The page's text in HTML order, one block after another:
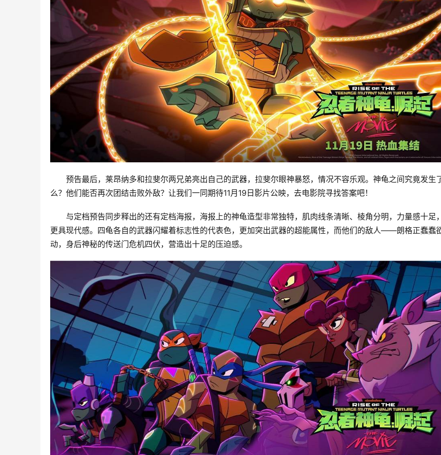
预告最后，莱昂纳多和拉斐尔两兄弟亮出自己的武器，拉斐尔眼神暴怒，情况不容乐观。神龟之间究竟发生
么？他们能否再次团结击败外敌？让我们一同期待11月19日影片公映，去电影院寻找答案吧！
与定档预告同步释出的还有定档海报，海报上的神龟造型非常独特，肌肉线条清晰、棱角分明，力量感十足
更具现代感。四龟各自的武器闪耀着标志性的代表色，更加突出武器的超能属性，而他们的敌人——朗格正蠢蠢
动，身后神秘的传送门危机四伏，营造出十足的压迫感。